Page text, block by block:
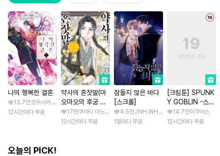
나의 행복한 결혼
13.7만코우사카 리토 / 아기토기 아쿠미
12시간마다 무료
약사의 혼잣말(마
오마오의 후궁 수
수께끼 풀이수첩)
17만쿠라타 미노지 / 휴우가 나츠
12시간마다 무료
잠들지 않은 바다
[스크롤]
4.5만JNH.WH Studio / Lasso
1일마다 무료
[크림툰] SPUNK
Y GOBLIN -스펑
키 고블린- [스크
롤]
14.7만이쿠야스
12시간마다 무료
오늘의 PICK!